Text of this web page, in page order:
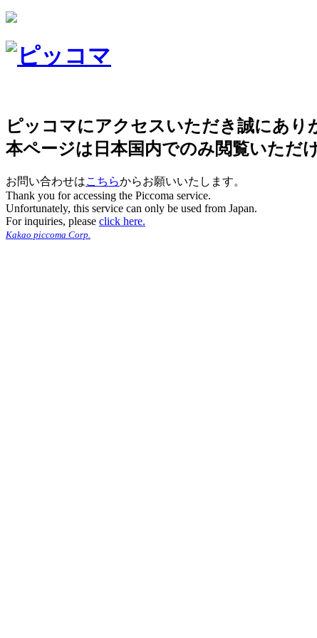
ピッコマにアクセスいただき誠にあり
本ページは日本国内でのみ閲覧いただ
お問い合わせはこちらからお願いいたします。
Thank you for accessing the Piccoma service.
Unfortunately, this service can only be used from Japan.
For inquiries, please click here.
Kakao piccoma Corp.